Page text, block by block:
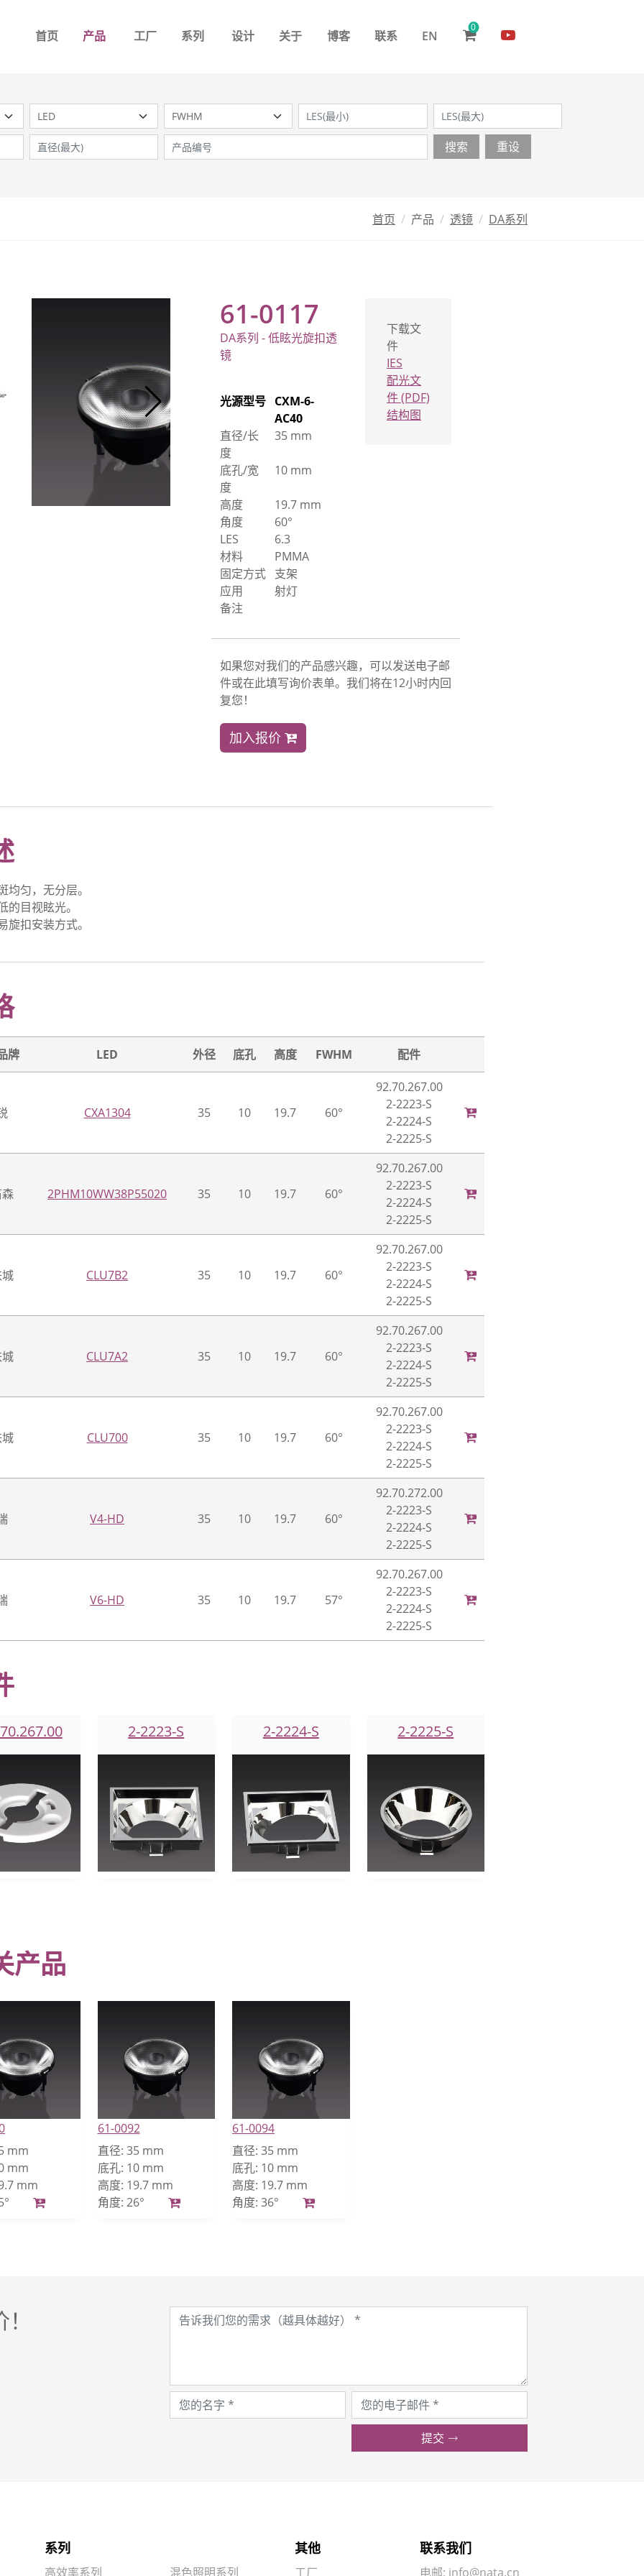
首页 产品 工厂 系列 设计 关于 博客 联系 EN
0
搜索 重设
首页 产品 透镜 DA系列
61-0117
DA系列 - 低眩光旋扣透
镜
光源型号 CXM-6-
AC40
直径/长
度
35 mm
底孔/宽
度
10 mm
高度
19.7 mm
角度
60°
LES
6.3
材料
PMMA
固定方式 支架
应用
射灯
备注
下载文
件
IES
配光文
件 (PDF)
结构图
如果您对我们的产品感兴趣，可以发送电子邮
件或在此填写询价表单。我们将在12小时内回
复您！
加入报价
均匀，无分层。
的目视眩光。
旋扣安装方式。
牌 LED 外径 底孔 高度 FWHM 配件
CXA1304 35 10 19.7 60°
92.70.267.00
2-2223-S
2-2224-S
2-2225-S
2PHM10WW38P55020 35 10 19.7 60°
92.70.267.00
2-2223-S
2-2224-S
2-2225-S
CLU7B2 35 10 19.7 60°
92.70.267.00
2-2223-S
2-2224-S
2-2225-S
CLU7A2 35 10 19.7 60°
92.70.267.00
2-2223-S
2-2224-S
2-2225-S
CLU700 35 10 19.7 60°
92.70.267.00
2-2223-S
2-2224-S
2-2225-S
V4-HD 35 10 19.7 60°
92.70.272.00
2-2223-S
2-2224-S
2-2225-S
V6-HD 35 10 19.7 57°
92.70.267.00
2-2223-S
2-2224-S
2-2225-S
2-2223-S 2-2224-S 2-2225-S
产品
mm
mm
mm
61-0092
直径: 35 mm
底孔: 10 mm
高度: 19.7 mm
角度: 26°
61-0094
直径: 35 mm
底孔: 10 mm
高度: 19.7 mm
角度: 36°
提交
系列
高效率系列 混色照明系列
其他
工厂
联系我们
电邮: info@nata.cn